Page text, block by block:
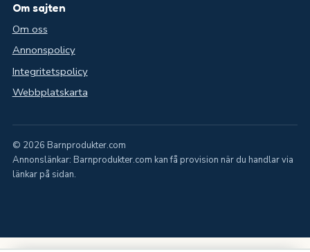
Om sajten
Om oss
Annonspolicy
Integritetspolicy
Webbplatskarta
© 2026 Barnprodukter.com
Annonslänkar: Barnprodukter.com kan få provision när du handlar via
länkar på sidan.